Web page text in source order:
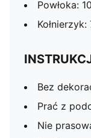
Powłoka:
Bez
Prać z
Nie